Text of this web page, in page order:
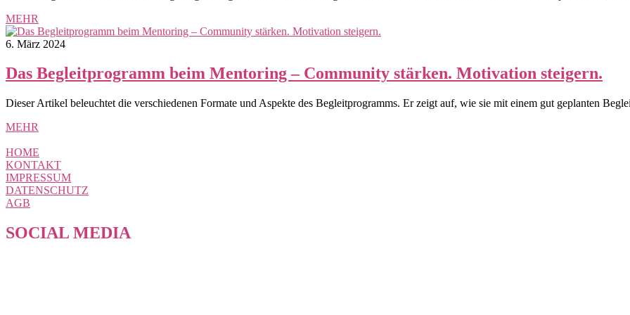
MEHR
6. März 2024
Das Begleitprogramm beim Mentoring – Community stärken. Motivation steigern.
Dieser Artikel beleuchtet die verschiedenen Formate und Aspekte des Begleitprogramms. Er zeigt auf, wie sie mit einem gut geplanten
MEHR
HOME
KONTAKT
IMPRESSUM
DATENSCHUTZ
AGB
SOCIAL MEDIA